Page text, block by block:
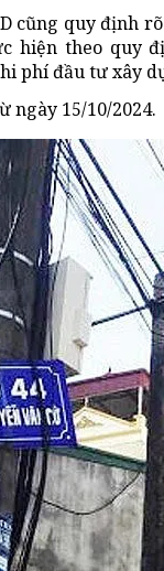
cũng quy định
hiện theo quy
phí đầu tư xây
ngày 15/10/2024.